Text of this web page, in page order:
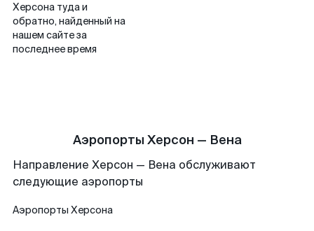
Херсона туда и
обратно, найденный на
нашем сайте за
последнее время
Аэропорты Херсон — Вена
Направление Херсон — Вена обслуживают
следующие аэропорты
Аэропорты Херсона